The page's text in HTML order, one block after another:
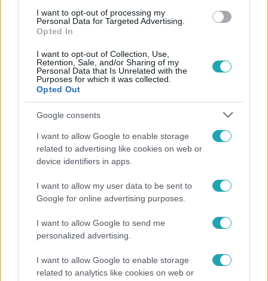
I want to opt-out of processing my
Personal Data for Targeted Advertising.
Opted In
I want to opt-out of Collection, Use,
Retention, Sale, and/or Sharing of my
Personal Data that Is Unrelated with the
Purposes for which it was collected.
Opted Out
Google consents
I want to allow Google to enable storage
related to advertising like cookies on web or
device identifiers in apps.
I want to allow my user data to be sent to
Google for online advertising purposes.
I want to allow Google to send me
personalized advertising.
I want to allow Google to enable storage
related to analytics like cookies on web or
GYERMEKVÉDELEM #SZÜLŐI TILTAKOZÁS
ADATVÉDELEM
OVISOK #VIDEÓFELVÉTEL #KITAKARÁS
Népszerű